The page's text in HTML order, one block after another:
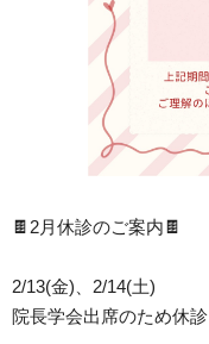
🍫2月休診のご案内🍫
2/13(金)、2/14(土)
院長学会出席のため休診